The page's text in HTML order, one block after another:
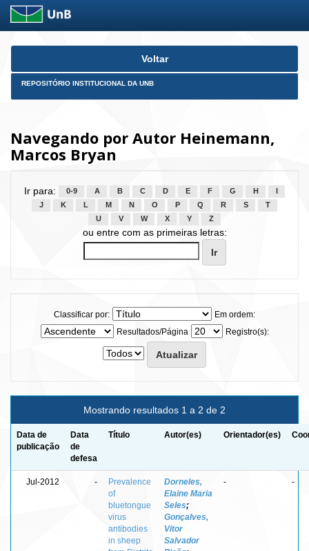
Skip
Voltar
REPOSITÓRIO INSTITUCIONAL DA UNB
Navegando por Autor Heinemann,
Marcos Bryan
Ir para: 0-9 A B C D E F G H
J
K L M N O P Q R S
T
U
V W X Y Z
ou entre com as primeiras letras:
Classificar por:
Em ordem:
Resultados/Página
Registro(s):
Mostrando resultados 1 a 2 de 2
Data de
publicação
Data
de
defesa
Título Autor(es) Orientador(es)
Jul-2012 -
Prevalence
of
bluetongue
virus
antibodies
in sheep
Dorneles,
Elaine Maria
Seles;
Gonçalves,
Vitor
Salvador
- -